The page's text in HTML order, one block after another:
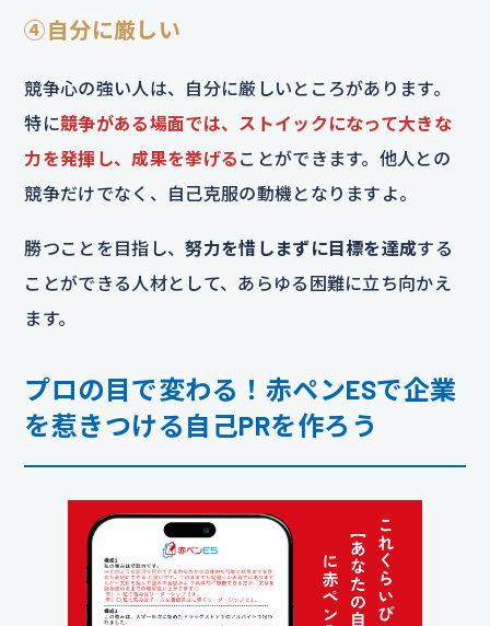
④自分に厳しい
競争心の強い人は、自分に厳しいところがあります。
特に競争がある場面では、ストイックになって大きな
力を発揮し、成果を挙げる ことができます。他人との
競争だけでなく、自己克服の動機となりますよ。
勝つことを目指し、努力を惜しまずに目標を達成する
ことができる人材として、あらゆる困難に立ち向かえ
ます。
プロの目で変わる！赤ペンESで企業
を惹きつける自己PRを作ろう